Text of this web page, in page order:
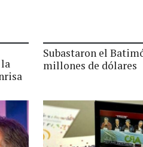
Subastaron el
millones de dólares